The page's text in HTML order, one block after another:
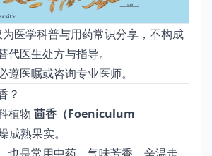
为医学科普与用药常识分享，不构成
代医生处方与指导。
遵医嘱或咨询专业医师。
？
植物 茴香（Foeniculum
成熟果实。
也是常用中药，气味芳香，辛温走